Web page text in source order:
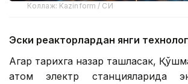
Коллаж: Kazinform / СИ
Эски реакторлардан янги
Агар тарихга назар ташласак,
атом электр станцияларида